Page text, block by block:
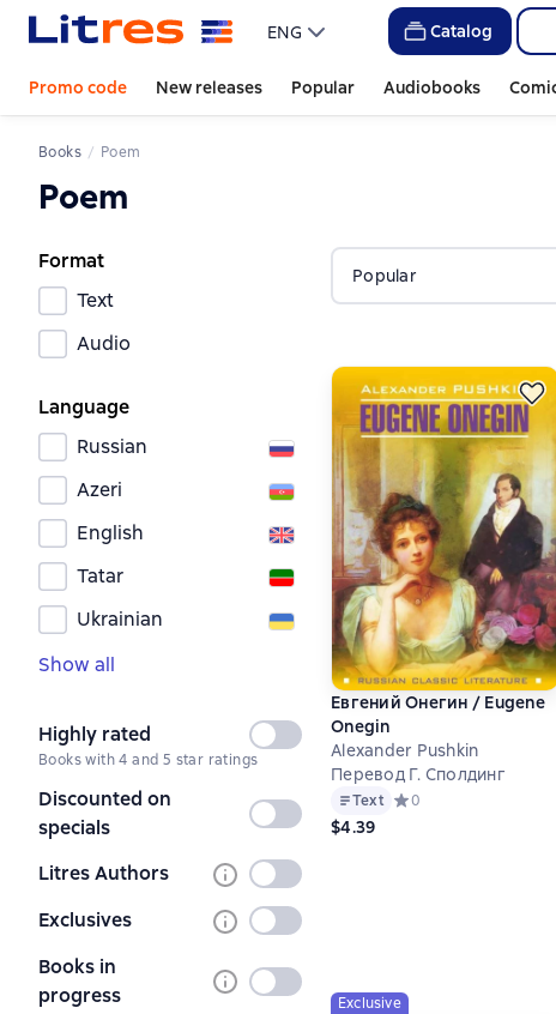
ENG Catalog
Promo code New releases Popular Audiobooks
Books Poem
Poem
Format
Text
Audio
Language
Russian
Azeri
English
Tatar
Ukrainian
Show all
Highly rated
Not
selected
Books with 4 and 5 star ratings
Discounted on
specials
Not
Litres Authors
Not
selected
Exclusives
Not
Books in
progress
Not
Popular
Евгений Онегин / Eugene
Onegin
Alexander Pushkin
Перевод Г. Сполдинг
Text Средний рейтинг 0 на
0
$4.39
Exclusive